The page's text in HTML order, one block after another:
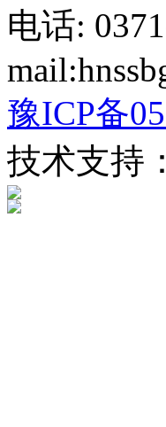
电话:
豫ICP备
技术支持